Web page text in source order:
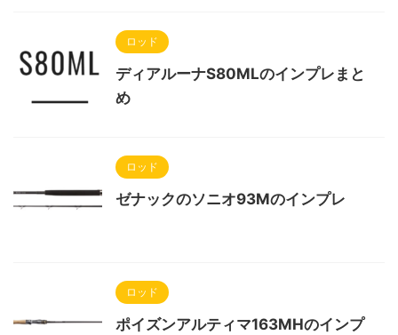
ロッド
ディアルーナS80MLのインプレまと
め
ロッド
ゼナックのソニオ93Mのインプレ
ロッド
ポイズンアルティマ163MHのインプ